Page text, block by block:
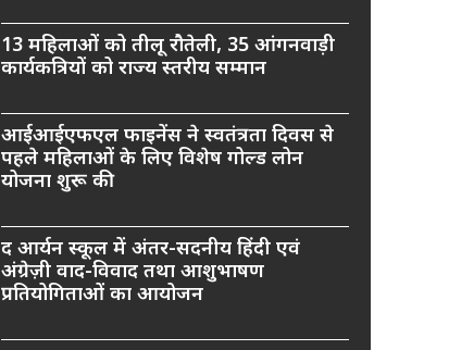
13 महिलाओं को तीलू रौतेली, 35 आंगनवाड़ी
कार्यकत्रियों को राज्य स्तरीय सम्मान
आईआईएफएल फाइनेंस ने स्वतंत्रता दिवस से
पहले महिलाओं के लिए विशेष गोल्ड लोन
योजना शुरू की
द आर्यन स्कूल में अंतर-सदनीय हिंदी एवं
अंग्रेज़ी वाद-विवाद तथा आशुभाषण
प्रतियोगिताओं का आयोजन